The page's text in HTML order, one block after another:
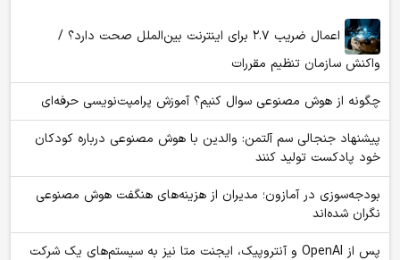
اعمال ضریب ۲.۷ برای اینترنت بین‌الملل صحت دارد؟ /
واکنش سازمان تنظیم مقررات
چگونه از هوش مصنوعی سوال کنیم؟ آموزش پرامپت‌نویسی حرفه‌ای
پیشنهاد جنجالی سم آلتمن: والدین با هوش مصنوعی درباره کودکان
خود پادکست تولید کنند
بودجه‌سوزی در آمازون؛ مدیران از هزینه‌های هنگفت هوش مصنوعی
نگران شده‌اند
پس از OpenAI و آنتروپیک، ایجنت متا نیز به سیستم‌های یک شرکت